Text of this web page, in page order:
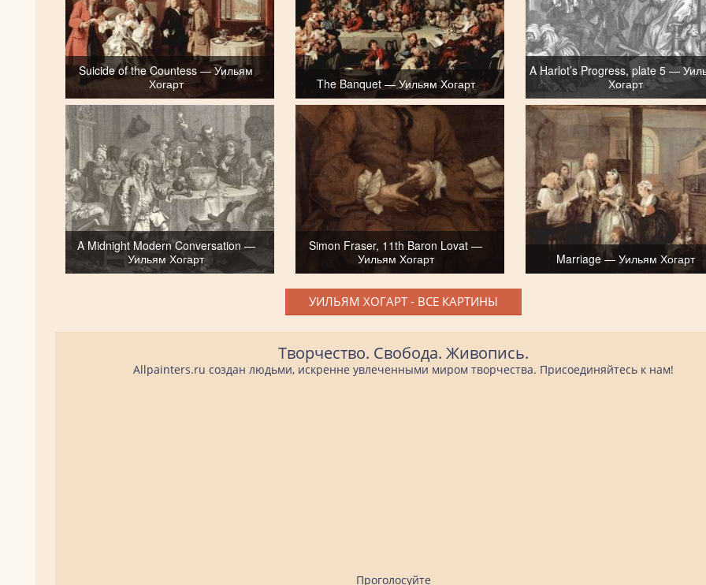
Suicide of the Countess — Уильям
Хогарт
The Banquet — Уильям Хогарт
A Harlot’s Progress, plate 5 —
Хогарт
A Midnight Modern Conversation —
Уильям Хогарт
Simon Fraser, 11th Baron Lovat —
Уильям Хогарт
Marriage — Уильям Хогарт
УИЛЬЯМ ХОГАРТ - ВСЕ КАРТИНЫ
Творчество. Свобода. Живопись.
Allpainters.ru создан людьми, искренне увлеченными миром творчества. Присоединяйтесь к нам!
Проголосуйте